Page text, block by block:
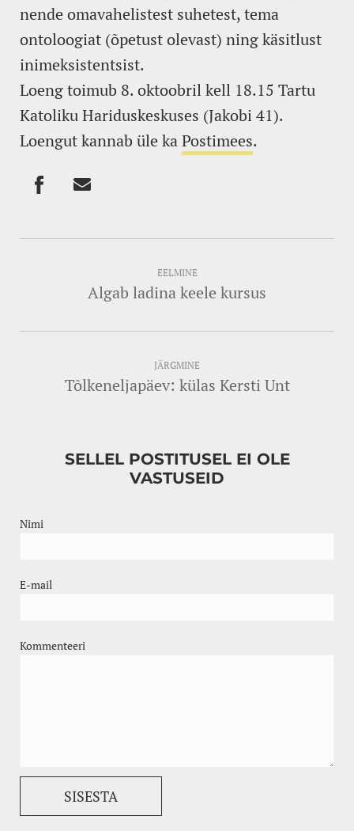
nende omavahelistest suhetest, tema
ontoloogiat (õpetust olevast) ning käsitlust
inimeksistentsist.
Loeng toimub 8. oktoobril kell 18.15 Tartu
Katoliku Hariduskeskuses (Jakobi 41).
Loengut kannab üle kaPostimees.
EELMINE
Algab ladina keele kursus
JÄRGMINE
Tõlkeneljapäev: külas Kersti Unt
SELLEL POSTITUSEL EI OLE
VASTUSEID
Nimi
E-mail
Kommenteeri